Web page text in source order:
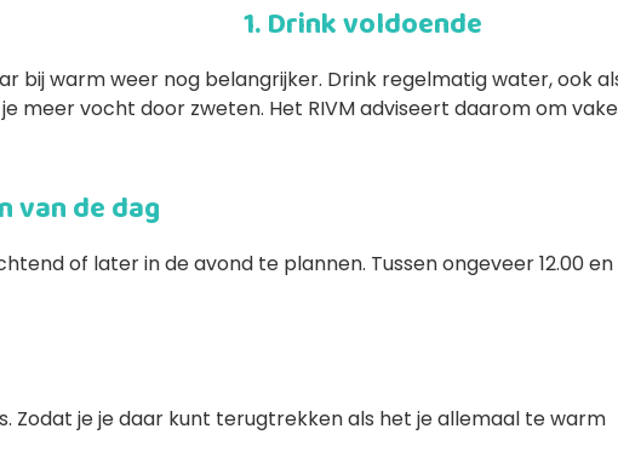
1. Drink voldoende
bij warm weer nog belangrijker. Drink regelmatig water, ook
meer vocht door zweten. Het RIVM adviseert daarom om
van de dag
of later in de avond te plannen. Tussen ongeveer 12.00 en
Zodat je je daar kunt terugtrekken als het je allemaal te warm